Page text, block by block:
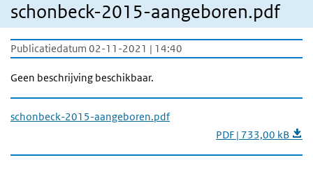
schonbeck-2015-aangeboren.pdf
Publicatiedatum 02-11-2021 | 14:40
Geen beschrijving beschikbaar.
schonbeck-2015-aangeboren.pdf
PDF | 733,00 kB